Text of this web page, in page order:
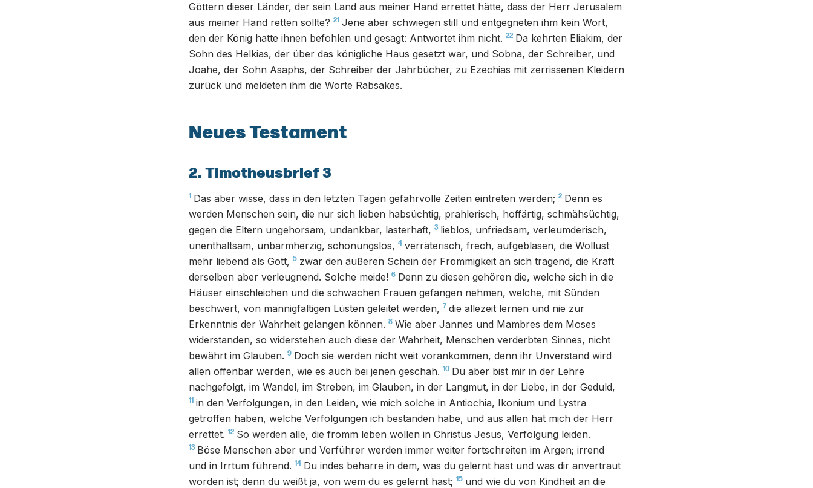
Göttern dieser Länder, der sein Land aus meiner Hand errettet hätte, dass der Herr Jerusalem
aus meiner Hand retten sollte? 21 Jene aber schwiegen still und entgegneten ihm kein Wort,
den der König hatte ihnen befohlen und gesagt: Antwortet ihm nicht. 22 Da kehrten Eliakim, der
Sohn des Helkias, der über das königliche Haus gesetzt war, und Sobna, der Schreiber, und
Joahe, der Sohn Asaphs, der Schreiber der Jahrbücher, zu Ezechias mit zerrissenen Kleidern
zurück und meldeten ihm die Worte Rabsakes.
Neues Testament
2. Timotheusbrief 3
1 Das aber wisse, dass in den letzten Tagen gefahrvolle Zeiten eintreten werden; 2 Denn es
werden Menschen sein, die nur sich lieben habsüchtig, prahlerisch, hoffärtig, schmähsüchtig,
gegen die Eltern ungehorsam, undankbar, lasterhaft, 3 lieblos, unfriedsam, verleumderisch,
unenthaltsam, unbarmherzig, schonungslos, 4 verräterisch, frech, aufgeblasen, die Wollust
mehr liebend als Gott, 5 zwar den äußeren Schein der Frömmigkeit an sich tragend, die Kraft
derselben aber verleugnend. Solche meide! 6 Denn zu diesen gehören die, welche sich in die
Häuser einschleichen und die schwachen Frauen gefangen nehmen, welche, mit Sünden
beschwert, von mannigfaltigen Lüsten geleitet werden, 7 die allezeit lernen und nie zur
Erkenntnis der Wahrheit gelangen können. 8 Wie aber Jannes und Mambres dem Moses
widerstanden, so widerstehen auch diese der Wahrheit, Menschen verderbten Sinnes, nicht
bewährt im Glauben. 9 Doch sie werden nicht weit vorankommen, denn ihr Unverstand wird
allen offenbar werden, wie es auch bei jenen geschah. 10 Du aber bist mir in der Lehre
nachgefolgt, im Wandel, im Streben, im Glauben, in der Langmut, in der Liebe, in der Geduld,
11 in den Verfolgungen, in den Leiden, wie mich solche in Antiochia, Ikonium und Lystra
getroffen haben, welche Verfolgungen ich bestanden habe, und aus allen hat mich der Herr
errettet. 12 So werden alle, die fromm leben wollen in Christus Jesus, Verfolgung leiden.
13 Böse Menschen aber und Verführer werden immer weiter fortschreiten im Argen; irrend
und in Irrtum führend. 14 Du indes beharre in dem, was du gelernt hast und was dir anvertraut
worden ist; denn du weißt ja, von wem du es gelernt hast; 15 und wie du von Kindheit an die